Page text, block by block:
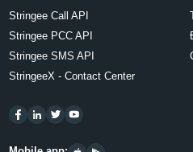
Stringee Call API
Stringee PCC API
Stringee SMS API
StringeeX - Contact Center